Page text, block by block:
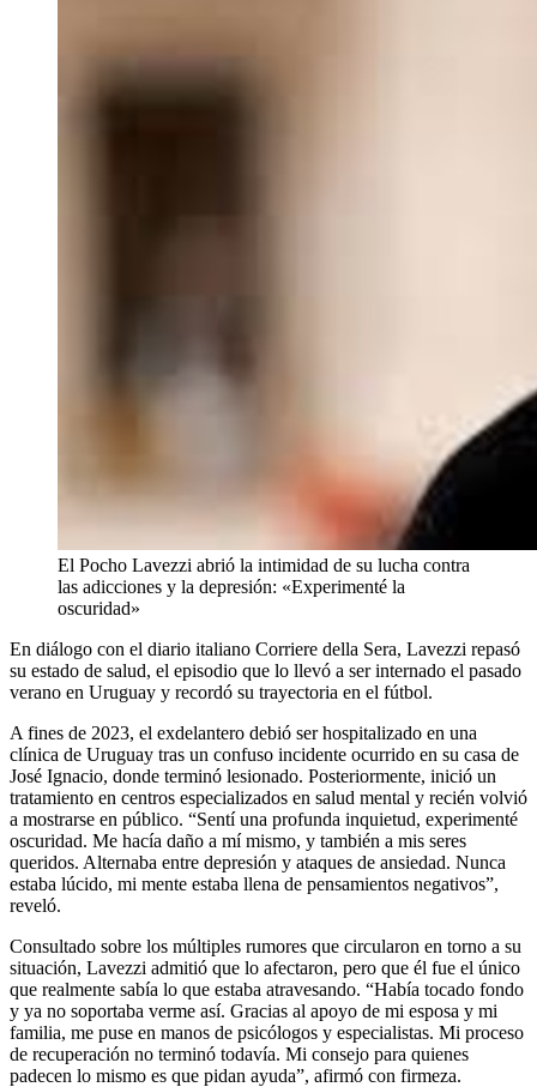
El Pocho Lavezzi abrió la intimidad de su lucha contra
las adicciones y la depresión: «Experimenté la
oscuridad»
En diálogo con el diario italiano Corriere della Sera, Lavezzi repasó
su estado de salud, el episodio que lo llevó a ser internado el pasado
verano en Uruguay y recordó su trayectoria en el fútbol.
A fines de 2023, el exdelantero debió ser hospitalizado en una
clínica de Uruguay tras un confuso incidente ocurrido en su casa de
José Ignacio, donde terminó lesionado. Posteriormente, inició un
tratamiento en centros especializados en salud mental y recién volvió
a mostrarse en público. “Sentí una profunda inquietud, experimenté
oscuridad. Me hacía daño a mí mismo, y también a mis seres
queridos. Alternaba entre depresión y ataques de ansiedad. Nunca
estaba lúcido, mi mente estaba llena de pensamientos negativos”,
reveló.
Consultado sobre los múltiples rumores que circularon en torno a su
situación, Lavezzi admitió que lo afectaron, pero que él fue el único
que realmente sabía lo que estaba atravesando. “Había tocado fondo
y ya no soportaba verme así. Gracias al apoyo de mi esposa y mi
familia, me puse en manos de psicólogos y especialistas. Mi proceso
de recuperación no terminó todavía. Mi consejo para quienes
padecen lo mismo es que pidan ayuda”, afirmó con firmeza.